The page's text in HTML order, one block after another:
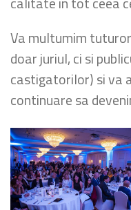
Va multumim
doar juriul, ci si
castigatorilor) si va
continuare sa